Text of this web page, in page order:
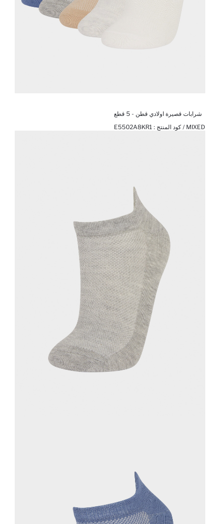
شرابات قصيرة اولادي قطن - 5 قطع
MIXED / كود المنتج :
E5502A8KR1